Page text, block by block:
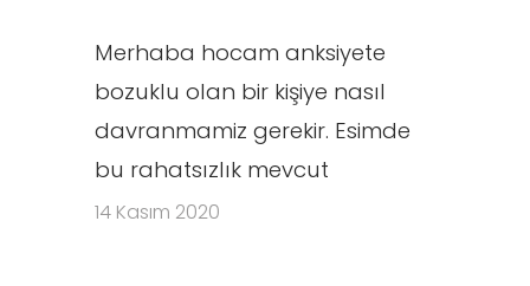
Merhaba hocam anksiyete
bozuklu olan bir kişiye nasıl
davranmamiz gerekir. Esimde
bu rahatsızlık mevcut
14 Kasım 2020